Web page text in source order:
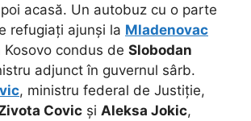
acasă. Un autobuz cu o parte
refugiați ajunși la Mladenovac
condus de Slobodan
adjunct în guvernul sârb.
, ministru federal de Justiție,
Covic și Aleksa Jokic,